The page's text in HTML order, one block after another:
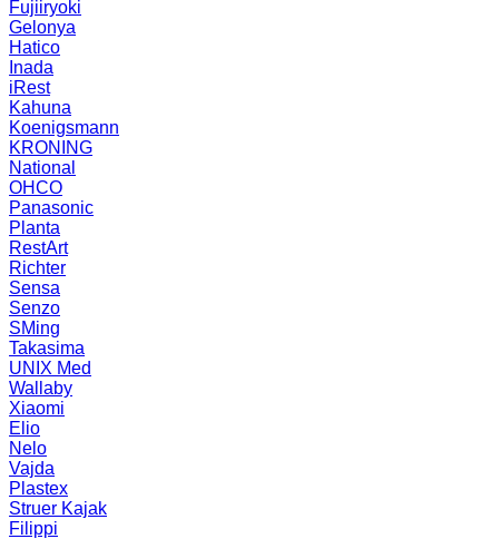
Fujiiryoki
Gelonya
Hatico
Inada
iRest
Kahuna
Koenigsmann
KRONING
National
OHCO
Panasonic
Planta
RestArt
Richter
Sensa
Senzo
SMing
Takasima
UNIX Med
Wallaby
Xiaomi
Elio
Nelo
Vajda
Plastex
Struer Kajak
Filippi